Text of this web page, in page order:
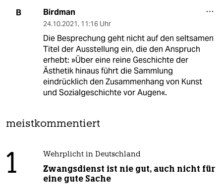
B Birdman
24.10.2021, 11:16 Uhr
Die Besprechung geht nicht auf den seltsamen
Titel der Ausstellung ein, die den Anspruch
erhebt: »Über eine reine Geschichte der
Ästhetik hinaus führt die Sammlung
eindrücklich den Zusammenhang von Kunst
und Sozialgeschichte vor Augen«.
meistkommentiert
1 Wehrplicht in Deutschland
Zwangsdienst ist nie gut, auch nicht für
eine gute Sache